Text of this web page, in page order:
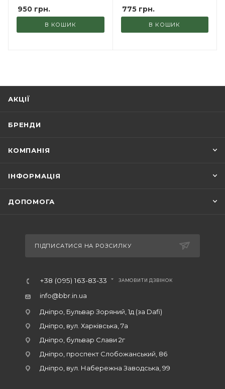
950 грн.
В КОШИК
775грн.
В КОШИК
АКЦІЇ
БРЕНДИ
КОМПАНІЯ
ІНФОРМАЦІЯ
ДОПОМОГА
ПІДПИСАТИСЯ НА РОЗСИЛКУ
+38 (095) 163-83-33 ЗАМОВИТИ ДЗВІНОК
info@bbr.in.ua
Дніпро, Бульвар Зоряний, 1д (за Dafi)
Дніпро, вул. Харківська, 7а
Дніпро, бульвар Слави 2г
Дніпро, проспект Слобожанський, 86
Дніпро, вул. Набережна Заводська, 99